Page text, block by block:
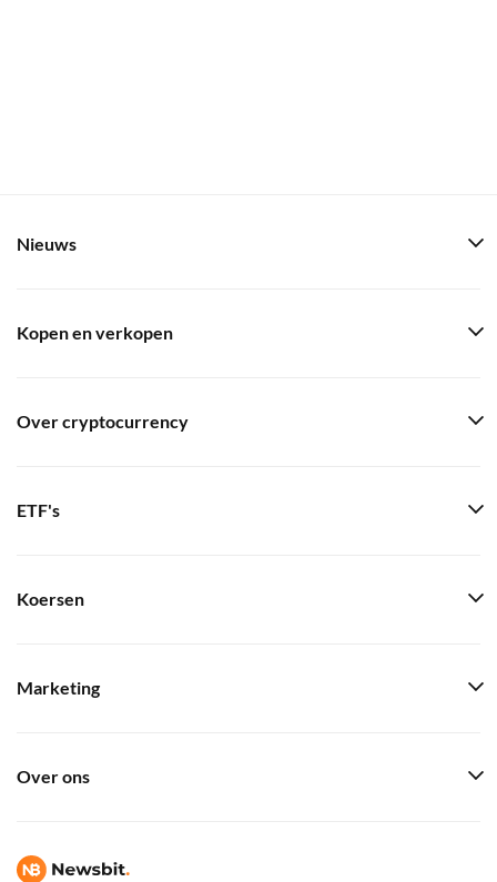
Nieuws
Kopen en verkopen
Over cryptocurrency
ETF's
Koersen
Marketing
Over ons